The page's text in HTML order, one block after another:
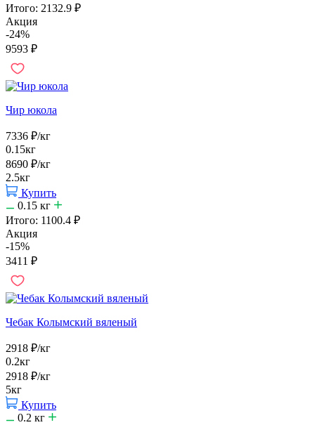
Итого: 2132.9 ₽
Акция
-24%
9593 ₽
Чир юкола
7336 ₽/кг
0.15кг
8690 ₽/кг
2.5кг
Купить
0.15 кг
Итого: 1100.4 ₽
Акция
-15%
3411 ₽
Чебак Колымский вяленый
2918 ₽/кг
0.2кг
2918 ₽/кг
5кг
Купить
0.2 кг